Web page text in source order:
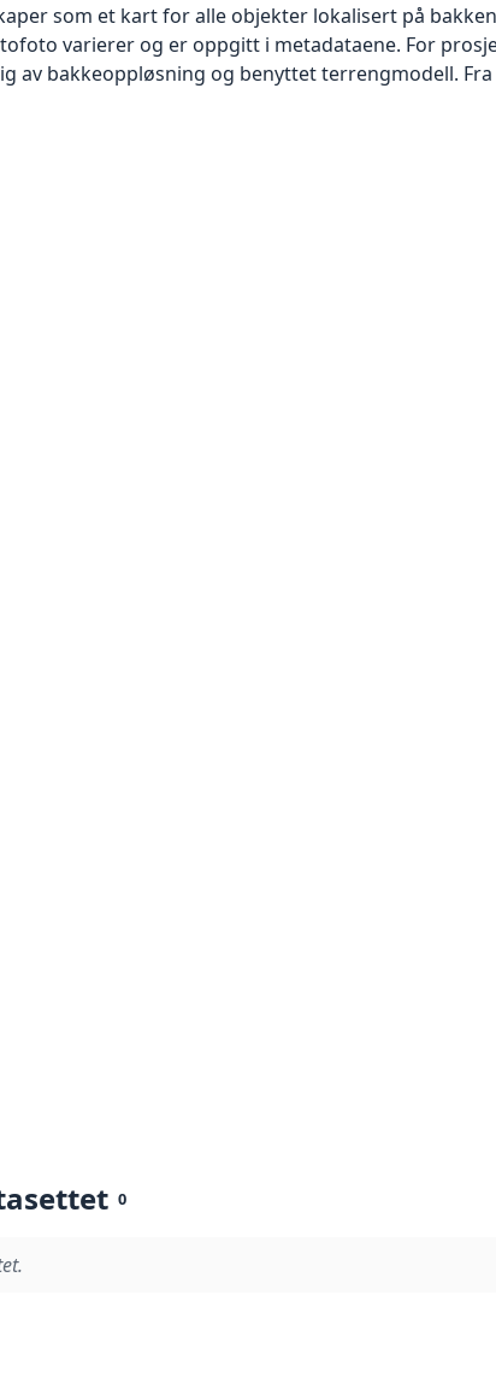
som et kart for alle objekter lokalisert på
varierer og er oppgitt i metadataene. For
av bakkeoppløsning og benyttet terrengmodell.
0